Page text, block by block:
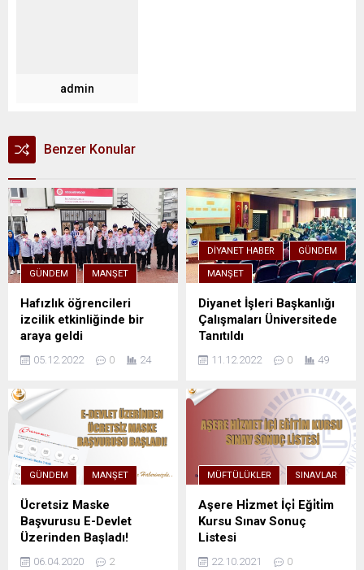
admin
Benzer Konular
GÜNDEM MANŞET
Hafızlık öğrencileri
izcilik etkinliğinde bir
araya geldi
05.12.2022 0 24
DIYANET HABER GÜNDEM
MANŞET
Diyanet İşleri Başkanlığı
Çalışmaları Üniversitede
Tanıtıldı
11.12.2022 0 49
GÜNDEM MANŞET
Ücretsiz Maske
Başvurusu E-Devlet
Üzerinden Başladı!
06.04.2020 2
MÜFTÜLÜKLER SINAVLAR
Aşere Hi̇zmet İçi̇ Eği̇ti̇m
Kursu Sınav Sonuç
Listesi
22.10.2021 0